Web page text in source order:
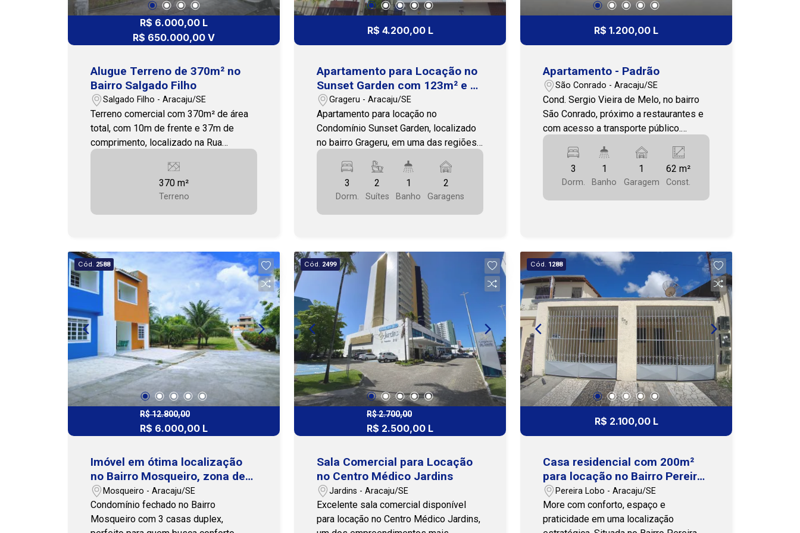
abaixo. Nossa equipe está pronta para
te ajudar! Cohab Premium Imobiliária -
em uma galeria movimentada e
com praticidade. Agende uma visita
Premium Imobiliária - PJ 208 (79)
3231-3231 / WhatsApp (79) 99175-
0072
R$ 6.000,00 L
R$ 650.000,00 V
Alugue Terreno de 370m² no
Bairro Salgado Filho
Salgado Filho - Aracaju/SE
Terreno comercial com 370m² de área
total, com 10m de frente e 37m de
comprimento, localizado na Rua
Professor Figueiredo Martins, no bairro
Salgado Filho. A região é altamente
estratégica, com alto fluxo de veículos
e pessoas, oferecendo excelente
visibilidade para o seu negócio. Frente
sobre os imóveis e para agendar uma
visita, clique no ícone do WhatsApp
abaixo. Nossa equipe está pronta para
te ajudar! Cohab Premium Imobiliária -
PJ 208.
370 m²
Terreno
R$ 4.200,00 L
Apartamento para Locação no
Sunset Garden com 123m² e 2
Vagas no Grageru
Grageru - Aracaju/SE
Apartamento para locação no
Condomínio Sunset Garden, localizado
no bairro Grageru, em uma das regiões
mais práticas e valorizadas de Aracaju.
O imóvel está ao lado da Doceria
Helena Rabelo e próximo ao Shopping
Jardins, escolas, agências bancárias,
delicatessens, postos de
físicas e com fácil acesso ao
transporte público. Com 123m², posição
solar Leste e ambientes amplos e bem
distribuídos, o apartamento oferece
conforto, funcionalidade e praticidade
para o dia a dia. A unidade dispõe de 3
quartos, sendo 2 suítes, sala completa
com ar-condicionado, cozinha completa
com armários, banheiro social, área de
serviço, varanda, dependência com
armários e 2 vagas de garagem. Uma
excelente opção para quem busca
morar com conforto, em localização
conveniências. Para mais informações
ou para agendar uma visita, entre em
contato, nossa equipe está pronta para
te atender! Cohab Premium Imobiliária -
PJ 208 (79) 3231-3231
3
Dorm.
2
Suítes
1
Banho
2
Garagens
R$ 1.200,00 L
Apartamento - Padrão
São Conrado - Aracaju/SE
Cond. Sergio Vieira de Melo, no bairro
São Conrado, próximo a restaurantes e
com acesso a transporte público.
Imóvel com 3 quartos, sala ampla,
cozinha, wc social, área de serviço e
garagem. Cohab Premium Imobiliária -
PJ 208 79 3231-3231
3
Dorm.
1
Banho
1
Garagem
62 m²
Const.
Cód. 2588
R$ 12.800,00
R$ 6.000,00 L
Imóvel em ótima localização
no Bairro Mosqueiro, zona de
expansão.
Mosqueiro - Aracaju/SE
Condomínio fechado no Bairro
Mosqueiro com 3 casas duplex,
Cód. 2499
R$ 2.700,00
R$ 2.500,00 L
Sala Comercial para Locação
no Centro Médico Jardins
Jardins - Aracaju/SE
Excelente sala comercial disponível
para locação no Centro Médico Jardins,
Cód. 1288
R$ 2.100,00 L
Casa residencial com 200m²
para locação no Bairro Pereira
LoboPereira Lobo - Aracaju/SE
More com conforto, espaço e
praticidade em uma localização